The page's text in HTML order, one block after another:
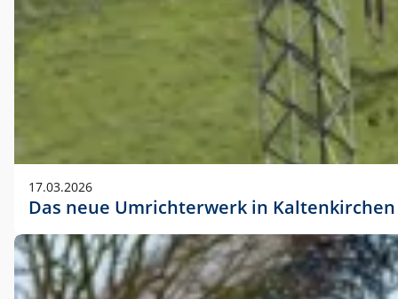
17.03.2026
Das neue Umrichterwerk in Kaltenkirchen